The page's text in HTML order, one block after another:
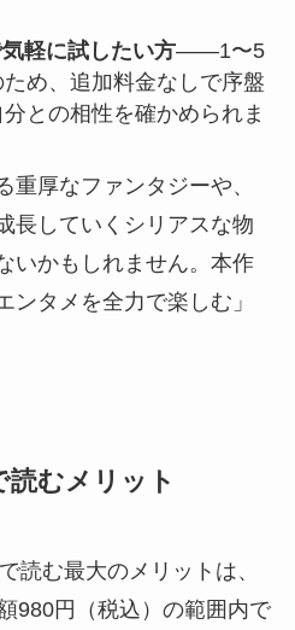
軽に試したい方——1〜5
め、追加料金なしで序盤
との相性を確かめられま
重厚なファンタジーや、
長していくシリアスな物
いかもしれません。本作
ンタメを全力で楽しむ」
むメリット
読む最大のメリットは、
980円（税込）の範囲内で